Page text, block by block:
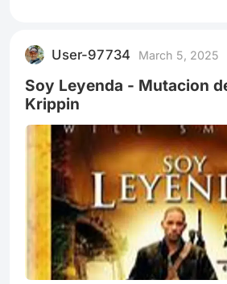
categorías. Sin embargo
divididas debido a su temática
con su protagonista, Karla Sofía
User-97734 March 5, 2025
Soy Leyenda - Mutacion
Krippin